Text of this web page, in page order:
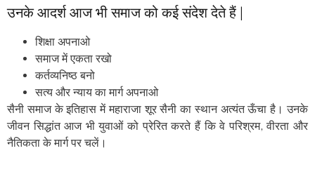
उनके आदर्श आज भी समाज को कई संदेश देते हैं |
शिक्षा अपनाओ
समाज में एकता रखो
कर्तव्यनिष्ठ बनो
सत्य और न्याय का मार्ग अपनाओ
सैनी समाज के इतिहास में महाराजा शूर सैनी का स्थान अत्यंत ऊँचा है। उनके
जीवन सिद्धांत आज भी युवाओं को प्रेरित करते हैं कि वे परिश्रम, वीरता और
नैतिकता के मार्ग पर चलें।